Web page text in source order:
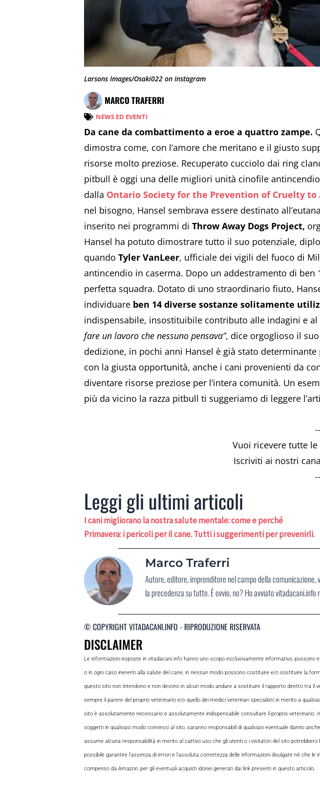
Larsons Images/Osaki022 on Instagram
MARCO TRAFERRI
NEWS ED EVENTI
Da cane da combattimento a eroe a quattro zampe.
dimostra come, con l’amore che meritano e il giusto
risorse molto preziose. Recuperato cucciolo dai ring
pitbull è oggi una delle migliori unità cinofile
dalla Ontario Society for the Prevention of Cruelty to
nel bisogno, Hansel sembrava essere destinato
inserito nei programmi di Throw Away Dogs Project,
Hansel ha potuto dimostrare tutto il suo potenziale,
quando Tyler VanLeer, ufficiale dei vigili del fuoco di
antincendio in caserma. Dopo un addestramento di
perfetta squadra. Dotato di uno straordinario fiuto,
individuare ben 14 diverse sostanze solitamente
indispensabile, insostituibile contributo alle indagini e
fare un lavoro che nessuno pensava”, dice orgoglioso il
dedizione, in pochi anni Hansel è già stato
con la giusta opportunità, anche i cani provenienti da
diventare risorse preziose per l’intera comunità. Un
più da vicino la razza pitbull ti suggeriamo di leggere
Vuoi ricevere tutte
Iscriviti ai nostri
Leggi gli ultimi articoli
I cani migliorano la nostra salute mentale: come e perché
Primavera: i pericoli per il cane. Tutti i suggerimenti per prevenirli.
Marco Traferri
Autore, editore, imprenditore nel campo della
la precedenza su tutto. È ovvio, no? Ho avviato
© COPYRIGHT VITADACANI.INFO - RIPRODUZIONE RISERVATA
DISCLAIMER
Le informazioni esposte in vitadacani.info hanno uno scopo esclusivamente informativo,
o in ogni caso inerenti alla salute del cane, in nessun modo possono costituire e/o sostituire la
questo sito non intendono e non devono in alcun modo andare a sostituire il rapporto diretto tra il
sempre il parere del proprio veterinario e/o quello dei medici veterinari specialisti in merito a
sito è assolutamente necessario e assolutamente indispensabile consultare il proprio veterinario.
soggetti in qualsiasi modo connessi al sito, saranno responsabili di qualsiasi eventuale danno
assume alcuna responsabilità in merito al cattivo uso che gli utenti o i visitatori del sito
possibile garantire l’assenza di errori e l’assoluta correttezza delle informazioni divulgate né che
compenso da Amazon, per gli eventuali acquisti idonei generati dai link presenti in questo articolo.